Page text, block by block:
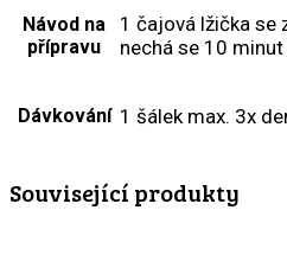
Návod na
přípravu
1 čajová lžička se
nechá se 10
Dávkování 1 šálek max. 3x
Související produkty